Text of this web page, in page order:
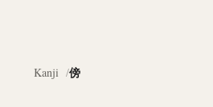
Kanji 傍